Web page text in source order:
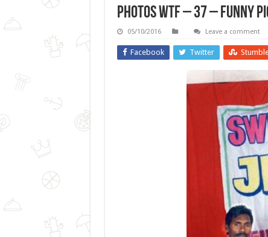
Photos WTF – 37 – Funny
05/10/2016 Leave a comment
Facebook Twitter